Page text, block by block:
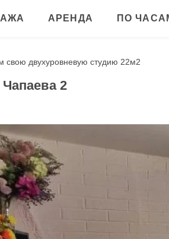
АРЕНДА ПО
свою двухуровневую студию 22м2
2